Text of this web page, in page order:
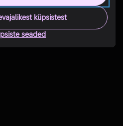
küpsistest
seaded